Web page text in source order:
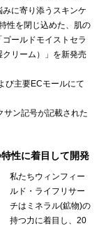
に寄り添うスキンケ
性を閉じ込めた、肌の
ールドモイストセラ
リーム）」を新発売
び主要ECモールにて
ン記号が記載された
性に着目して開発
私たちウィンフィー
ルド・ライフリサー
チはミネラル(鉱物)の
持つ力に着目し、20